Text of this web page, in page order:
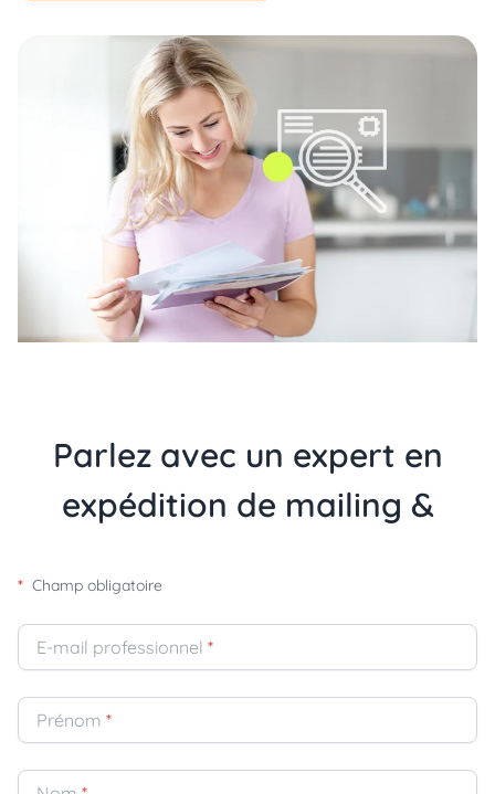
Parlez avec un expert en
expédition de mailing &
* Champ obligatoire
E-mail professionnel *
Prénom *